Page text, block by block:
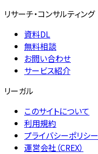
リサーチ・コンサルティング
資料DL
無料相談
お問い合わせ
サービス紹介
リーガル
このサイトについて
利用規約
プライバシーポリシー
運営会社（CREX）